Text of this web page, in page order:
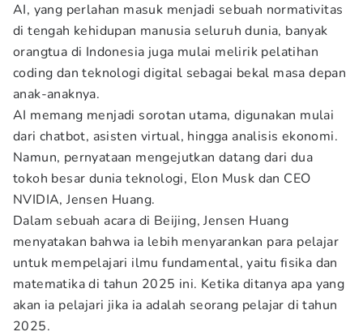
AI, yang perlahan masuk menjadi sebuah normativitas
di tengah kehidupan manusia seluruh dunia, banyak
orangtua di Indonesia juga mulai melirik pelatihan
coding dan teknologi digital sebagai bekal masa depan
anak-anaknya.
AI memang menjadi sorotan utama, digunakan mulai
dari chatbot, asisten virtual, hingga analisis ekonomi.
Namun, pernyataan mengejutkan datang dari dua
tokoh besar dunia teknologi, Elon Musk dan CEO
NVIDIA, Jensen Huang.
Dalam sebuah acara di Beijing, Jensen Huang
menyatakan bahwa ia lebih menyarankan para pelajar
untuk mempelajari ilmu fundamental, yaitu fisika dan
matematika di tahun 2025 ini. Ketika ditanya apa yang
akan ia pelajari jika ia adalah seorang pelajar di tahun
2025.